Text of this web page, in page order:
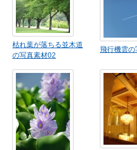
枯れ葉が落ちる並木道
の写真素材02
飛行機雲